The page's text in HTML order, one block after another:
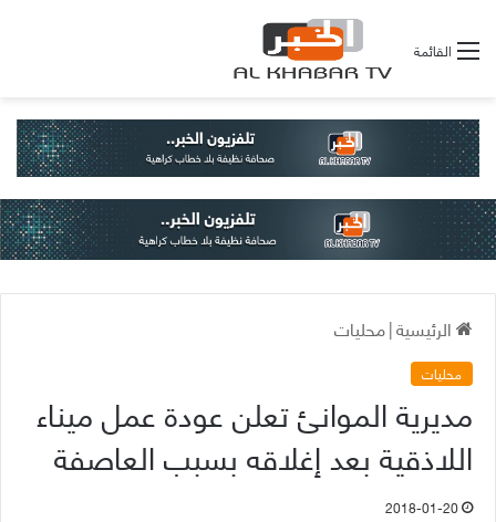
القائمة
الرئيسية|محليات
محليات
مديرية الموانئ تعلن عودة عمل ميناء
اللاذقية بعد إغلاقه بسبب العاصفة
2018-01-20